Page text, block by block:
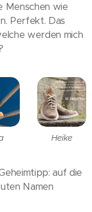
Menschen wie
Perfekt. Das
werden mich
Heike
auf die
Namen